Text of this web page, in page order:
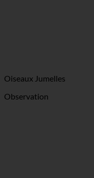
Oiseaux Jumelles
Observation